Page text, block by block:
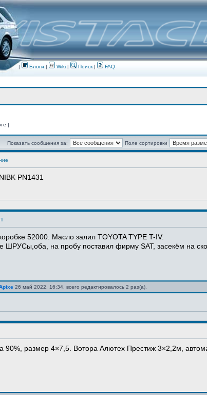
| Блоги | Wiki | Поиск| FAQ
]
Показать сообщения за: Поле сортировки
PN1431
52000. Масло залил TOYOTA TYPE T-IV.
ШРУСы,оба, на пробу поставил фирму SAT, засекём на
26 май 2022, 16:34, всего редактировалось 2 раз(а).
90%, размер 4×7,5. Вотора Алютех Престиж 3×2,2м,